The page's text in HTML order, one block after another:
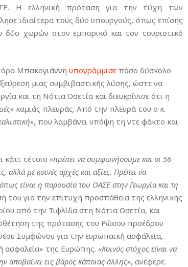
Η ελληνική πρόταση για την τύχη των
ιδιαίτερα τους δύο υπουργούς, όπως επίσης
δύο χωρών στον εμπορικό και τον τουριστικό
Μπακογιάννη υπογράμμισε πόσο δύσκολο
μιας συμβιβαστικής λύσης, ώστε να
και τη Νότια Οσετία και διευκρίνισε ότι η
καμιάς πλευράς. Από την πλευρά του ο κ.
, που λαμβάνει υπόψη τη ντε φάκτο και
κάτι τέτοιο «πρέπει να συμφωνήσουμε και οι 56
αλλά με κοινές αρχές και αξίες. Πρέπει να
είναι η παρουσία του ΟΑΣΕ στην Γεωργία και τη
του για την επιτυχή προσπάθεια της ελληνικής
από την Τιφλίδα στη Νότια Οσετία, και
της πρότασης του Ρώσου προέδρου
Συμφώνου για την ευρωπαϊκή ασφάλεια,
ασφαλεία» της Ευρώπης. «Κοινός στόχος είναι να
αποβαίνει εις βάρος κάποιας άλλης», ανέφερε.